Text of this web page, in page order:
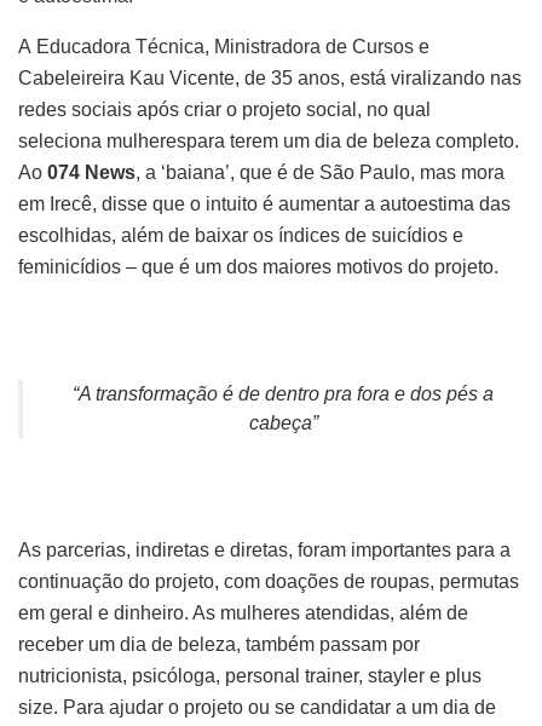
A Educadora Técnica, Ministradora de Cursos e
Cabeleireira Kau Vicente, de 35 anos, está viralizando nas
redes sociais após criar o projeto social, no qual
seleciona mulherespara terem um dia de beleza completo.
Ao 074 News, a ‘baiana’, que é de São Paulo, mas mora
em Irecê, disse que o intuito é aumentar a autoestima das
escolhidas, além de baixar os índices de suicídios e
feminicídios – que é um dos maiores motivos do projeto.
“A transformação é de dentro pra fora e dos pés a
cabeça”
As parcerias, indiretas e diretas, foram importantes para a
continuação do projeto, com doações de roupas, permutas
em geral e dinheiro. As mulheres atendidas, além de
receber um dia de beleza, também passam por
nutricionista, psicóloga, personal trainer, stayler e plus
size. Para ajudar o projeto ou se candidatar a um dia de